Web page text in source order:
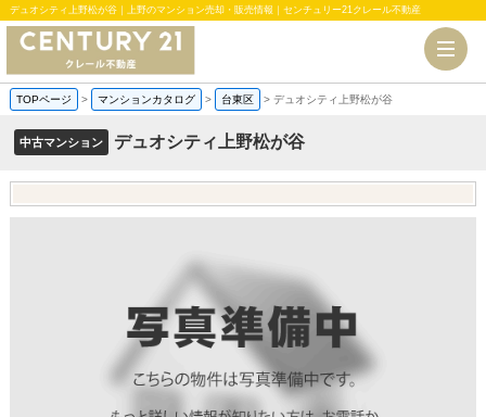
デュオシティ上野松が谷｜上野のマンション売却・販売情報｜センチュリー21クレール不動産
TOPページ > マンションカタログ > 台東区 > デュオシティ上野松が谷
中古マンション デュオシティ上野松が谷